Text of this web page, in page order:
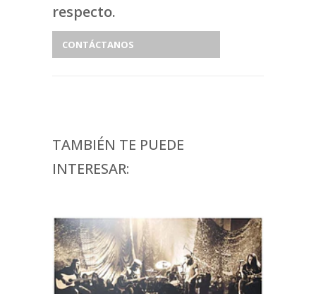
respecto.
CONTÁCTANOS
TAMBIÉN TE PUEDE
INTERESAR: